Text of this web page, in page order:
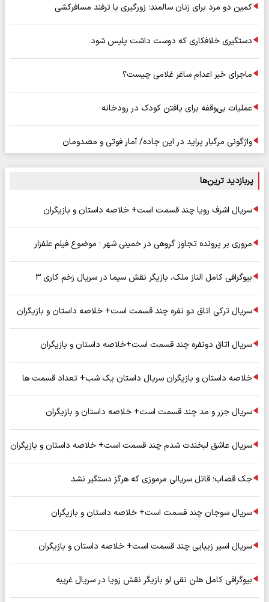
کمین دو مرد برای زنان سالمند؛ زورگیری با ترفند مسافرکشی
دستگیری خلافکاری که دوست داشت پلیس شود
ماجرای خبر اعدام ساغر غلامی چیست؟
عملیات بی‌وقفه برای یافتن کودک در رودخانه
واژگونی مرگبار پراید در این جاده/ آمار فوتی و مصدومان
پربازدید ترین‌ها
سریال اشرف رویا چند قسمت است+ خلاصه داستان و بازیگران
مروری بر پرونده تجاوز گروهی در خمینی شهر ؛ موضوع فیلم علفزار
بیوگرافی کامل الناز ملک، بازیگر نقش سیما در سریال زخم کاری ۳
سریال ترکی اتاق دو نفره چند قسمت است+ خلاصه داستان و بازیگران
سریال اتاق دونفره چند قسمت است+خلاصه داستان و بازیگران
خلاصه داستان و بازیگران سریال داستان یک شب+ تعداد قسمت ها
سریال جزر و مد چند قسمت است+ خلاصه داستان و بازیگران
سریال عاشق لبخندت شدم چند قسمت است+ خلاصه داستان و بازیگران
جک قصاب؛ قاتل سریالی مرموزی که هرگز دستگیر نشد
سریال سوجان چند قسمت است+ خلاصه داستان و بازیگران
سریال اسیر زیبایی چند قسمت است+ خلاصه داستان و بازیگران
بیوگرافی کامل هلن نقی لو بازیگر نقش زویا در سریال غریبه